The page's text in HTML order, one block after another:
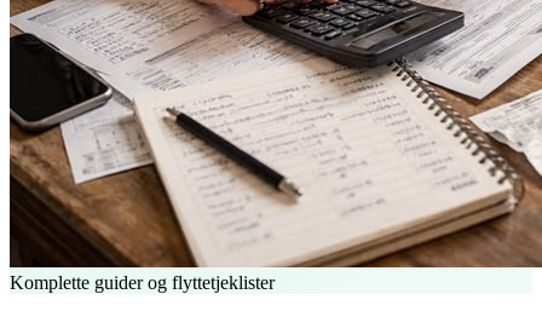
Komplette guider og flyttetjeklister